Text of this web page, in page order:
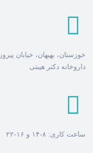
خوزستان، بهبهان، خیابان
داروخانه دکتر هیبتی
ساعت کاری: ۸-۱۴ و ۱۶-۲۲